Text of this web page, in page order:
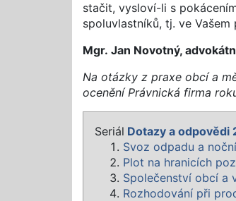
stačit, vysloví-li s
spoluvlastníků, tj. ve
Mgr. Jan Novotný,
Na otázky z praxe obcí a
ocenění Právnická firma
Seriál Dotazy a odpovědi
Svoz odpadu a
Plot na hranicích
Společenství obcí a
Rozhodování při